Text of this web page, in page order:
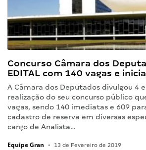
Concurso Câmara dos
EDITAL com 140 vagas e
A Câmara dos Deputados divulgou 4
realização do seu concurso público
vagas, sendo 140 imediatas e 609
cadastro de reserva em diversas
cargo de Analista…
Equipe Gran • 13 de Fevereiro de 2019